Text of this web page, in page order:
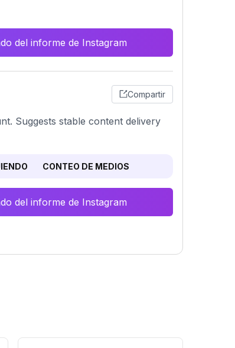
del informe de Instagram
Compartir
Suggests stable content delivery
CONTEO DE MEDIOS
del informe de Instagram